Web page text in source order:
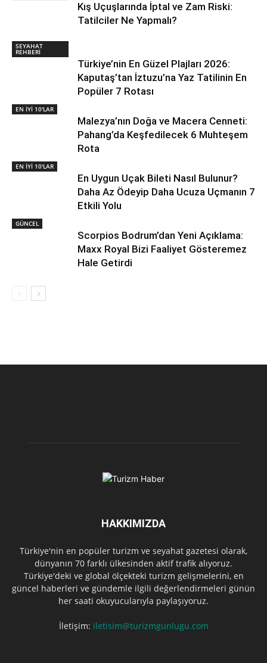
Kış Uçuşlarında İptal ve Zam Riski:
Tatilciler Ne Yapmalı?
SEYAHAT
REHBERİ
Türkiye’nin En Güzel Plajları 2026:
Kaputaş’tan İztuzu’na Yaz Tatilinin En
Popüler 7 Rotası
EN İYİ 10'LAR
Malezya’nın Doğa ve Macera Cenneti:
Pahang’da Keşfedilecek 6 Muhteşem
Rota
EN İYİ 10'LAR
En Uygun Uçak Bileti Nasıl Bulunur?
Daha Az Ödeyip Daha Ucuza Uçmanın 7
Etkili Yolu
GÜNCEL
Scorpios Bodrum’dan Yeni Açıklama:
Maxx Royal Bizi Faaliyet Gösteremez
Hale Getirdi
HAKKIMIZDA
Türkiye'nin en popüler turizm ve seyahat gazetesi olarak,
dünyanın 70 farklı ülkesinden aktif trafik alıyoruz.
Türkiye'deki ve global ölçekteki turizm gelişmelerini, en
güncel haberleri ve gündemle ilgili değerlendirmeleri günün
her saati okuyucularıyla paylaşıyoruz.
İletişim: iletisim@turizmgunlugu.com